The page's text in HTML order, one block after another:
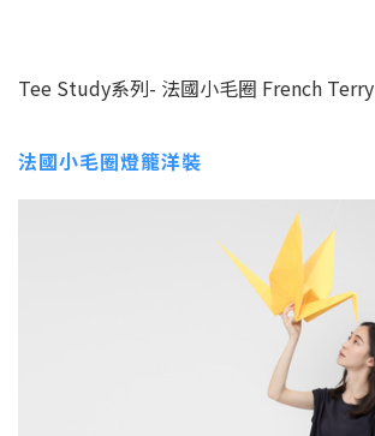
Tee Study系列- 法國小毛圈 French Terry
法國小毛圈燈籠洋裝